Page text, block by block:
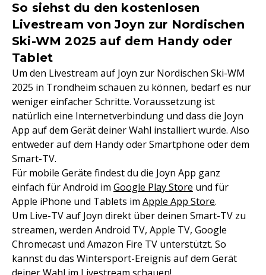
So siehst du den kostenlosen
Livestream von Joyn zur Nordischen
Ski-WM 2025 auf dem Handy oder
Tablet
Um den Livestream auf Joyn zur Nordischen Ski-WM
2025 in Trondheim schauen zu können, bedarf es nur
weniger einfacher Schritte. Voraussetzung ist
natürlich eine Internetverbindung und dass die Joyn
App auf dem Gerät deiner Wahl installiert wurde. Also
entweder auf dem Handy oder Smartphone oder dem
Smart-TV.
Für mobile Geräte findest du die Joyn App ganz
einfach für Android im Google Play Store und für
Apple iPhone und Tablets im Apple App Store.
Um Live-TV auf Joyn direkt über deinen Smart-TV zu
streamen, werden Android TV, Apple TV, Google
Chromecast und Amazon Fire TV unterstützt. So
kannst du das Wintersport-Ereignis auf dem Gerät